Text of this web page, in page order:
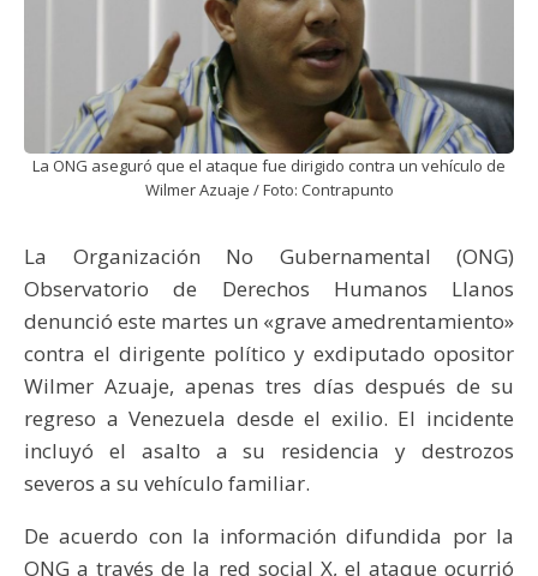
La ONG aseguró que el ataque fue dirigido contra un vehículo de
Wilmer Azuaje / Foto: Contrapunto
La Organización No Gubernamental (ONG)
Observatorio de Derechos Humanos Llanos
denunció este martes un «grave amedrentamiento»
contra el dirigente político y exdiputado opositor
Wilmer Azuaje, apenas tres días después de su
regreso a Venezuela desde el exilio. El incidente
incluyó el asalto a su residencia y destrozos
severos a su vehículo familiar.
De acuerdo con la información difundida por la
ONG a través de la red social X, el ataque ocurrió